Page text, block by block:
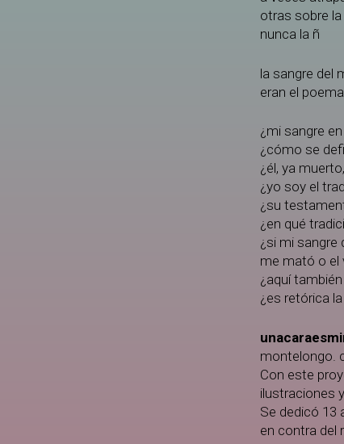
otras sobre la
nunca la ñ
la sangre del
eran el
¿mi sangre
¿cómo se
¿él, ya
¿yo soy el
¿su
¿en qué
¿si mi sangre
me mató o el
¿aquí
¿es retórica
montelongo.
Con este
ilustraciones
Se dedicó 13
en contra del